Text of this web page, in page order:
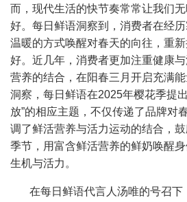
而，现代生活的快节奏常常让我们
好。每日鲜语洞察到，消费者在经
温暖的方式唤醒对春天的向往，重
好。近几年，消费者更加注重健康
营养的结合，在阳春三月开启充满
洞察，每日鲜语在2025年樱花季提
放”的相应主题，不仅传递了品牌对
调了鲜活营养与活力运动的结合，
季节，用富含鲜活营养的鲜奶唤醒
生机与活力。
在每日鲜语代言人汤唯的号召